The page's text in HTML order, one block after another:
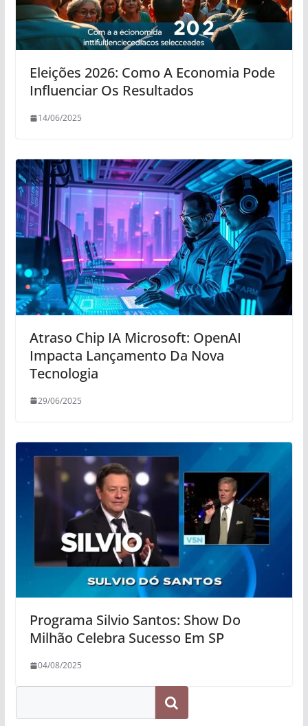
Eleições 2026: Como A Economia Pode
Influenciar Os Resultados
14/06/2025
Atraso Chip IA Microsoft: OpenAI
Impacta Lançamento Da Nova
Tecnologia
29/06/2025
Programa Silvio Santos: Show Do
Milhão Celebra Sucesso Em SP
04/08/2025
Pesquisar